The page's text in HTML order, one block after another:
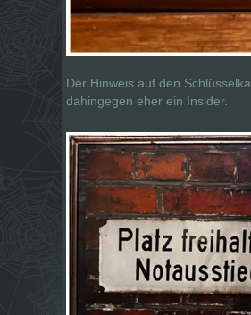
Der Hinweis auf den
dahingegen eher ein Insider.